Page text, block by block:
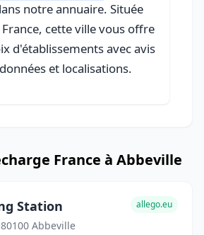
notre annuaire. Située
France, cette ville vous offre
d'établissements avec avis
et localisations.
France à Abbeville
Station
Abbeville
allego.eu